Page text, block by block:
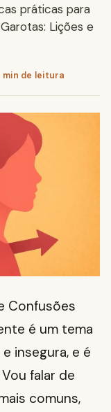
práticas para
Lições e
min de leitura
Confusões
é um tema
insegura, e é
falar de
comuns,